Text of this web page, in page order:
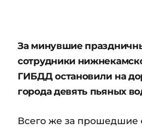
За минувшие
сотрудники
ГИБДД остановили на
города девять пьяных
Всего же за прошедшие